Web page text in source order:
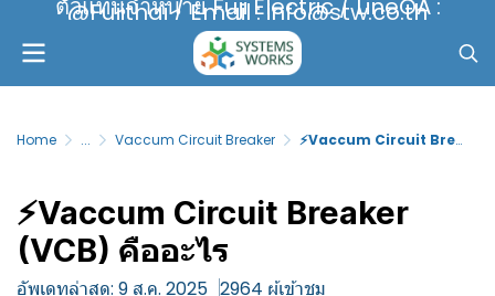
ตัวแทนจำหน่าย Fuji Electric / LineOA :
@Fujithai / Email : info@stw.co.th
Home ... Vaccum Circuit Breaker ⚡Vaccum Circuit Breaker (VCB) คืออะไร
⚡Vaccum Circuit Breaker
(VCB) คืออะไร
อัพเดทล่าสุด: 9 ส.ค. 2025 2964 ผู้เข้าชม